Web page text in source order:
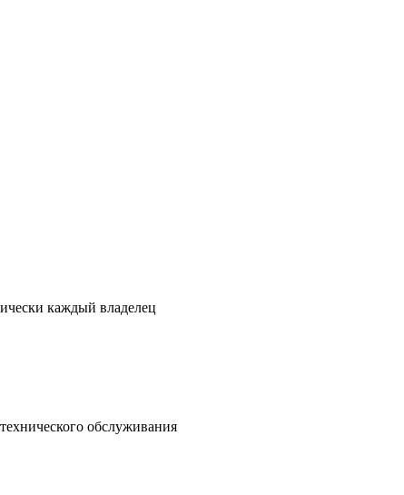
каждый владелец
обслуживания